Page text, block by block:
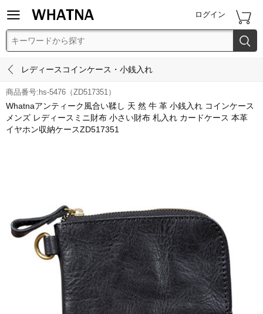
 ログイン 

 レディースコインケース・小銭入れ
商品番号:hs-5476（ZD517351）
Whatnaアンティーク風合い鞣し 天 然 牛 革 小銭入れ コインケース
メンズ レディースミニ財布 小さい財布 札入れ カードケース 本革
イヤホン収納ケースZD517351